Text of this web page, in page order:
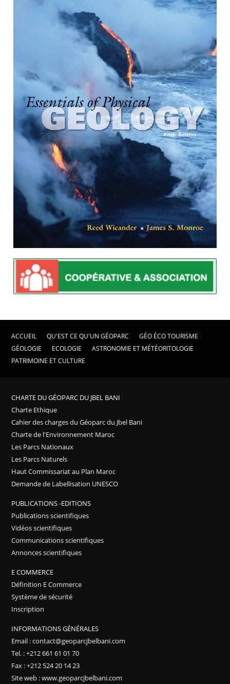
ACCUEIL QU'EST CE QU'UN GÉOPARC
GÉO ÉCO TOURISME
GÉOLOGIE
ECOLOGIE
ASTRONOMIE ET MÉTÉORITOLOGIE
PATRIMOINE ET CULTURE
CHARTE DU GÉOPARC DU JBEL BANI
Charte Ethique
Cahier des charges du Géoparc du Jbel Bani
Charte de l'Environnement Maroc
Les Parcs Nationaux
Les Parcs Naturels
Haut Commissariat au Plan Maroc
Demande de Labellisation UNESCO
PUBLICATIONS -EDITIONS
Publications scientifiques
Vidéos scientifiques
Communications scientifiques
Annonces scientifiques
E COMMERCE
Définition E Commerce
Système de sécurité
Inscription
INFORMATIONS GÉNÉRALES
Email : contact@geoparcjbelbani.com
Tel. : +212 661 61 01 70
Fax : +212 524 20 14 23
Site web : www.geoparcjbelbani.com